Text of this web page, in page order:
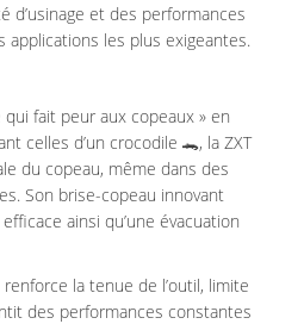
d’usinage et des performances
applications les plus exigeantes.
fait peur aux copeaux » en
celles d’un crocodile 🐊, la ZXT
du copeau, même dans des
Son brise-copeau innovant
ainsi qu’une évacuation
la tenue de l’outil, limite
des performances constantes